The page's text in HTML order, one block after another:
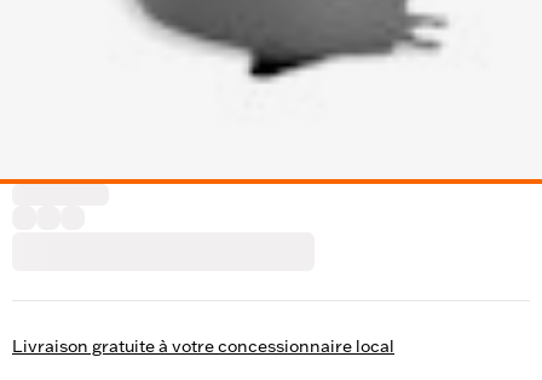
Livraison gratuite à votre concessionnaire local